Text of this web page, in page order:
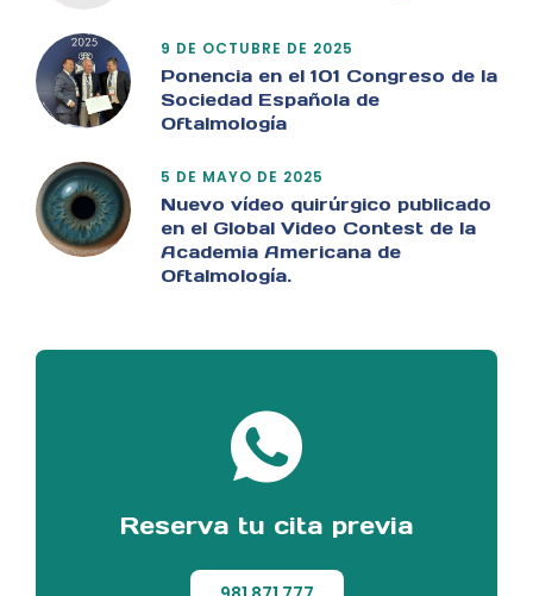
9 DE OCTUBRE DE 2025
Ponencia en el 101 Congreso de la
Sociedad Española de
Oftalmología
5 DE MAYO DE 2025
Nuevo vídeo quirúrgico publicado
en el Global Video Contest de la
Academia Americana de
Oftalmología.
Reserva tu cita previa